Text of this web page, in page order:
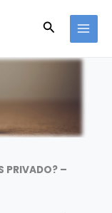
Buscar
PRIVADO? –